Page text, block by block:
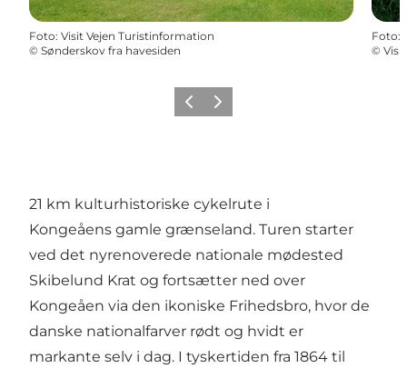
Foto: Visit Vejen Turistinformation
© Sønderskov fra havesiden
Foto:
©
Vorherige Folie
Nächste Folie
21 km kulturhistoriske cykelrute i
Kongeåens gamle grænseland. Turen starter
ved det nyrenoverede nationale mødested
Skibelund Krat og fortsætter ned over
Kongeåen via den ikoniske Frihedsbro, hvor de
danske nationalfarver rødt og hvidt er
markante selv i dag. I tyskertiden fra 1864 til